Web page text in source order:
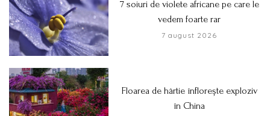
7 soiuri de violete africane pe care le
vedem foarte rar
7 august 2026
Floarea de hârtie înflorește exploziv
în China